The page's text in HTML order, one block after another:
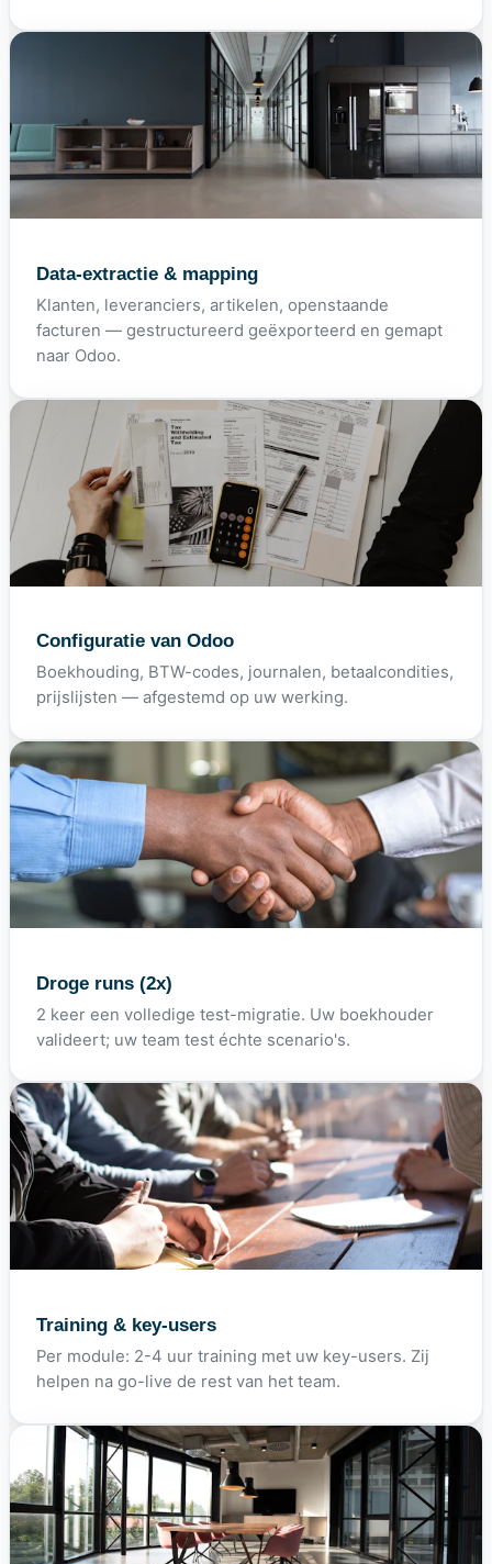
Data-extractie & mapping
Klanten, leveranciers, artikelen, openstaande
facturen — gestructureerd geëxporteerd en gemapt
naar Odoo.
Configuratie van Odoo
Boekhouding, BTW-codes, journalen, betaalcondities,
prijslijsten — afgestemd op uw werking.
Droge runs (2x)
2 keer een volledige test-migratie. Uw boekhouder
valideert; uw team test échte scenario's.
Training & key-users
Per module: 2-4 uur training met uw key-users. Zij
helpen na go-live de rest van het team.